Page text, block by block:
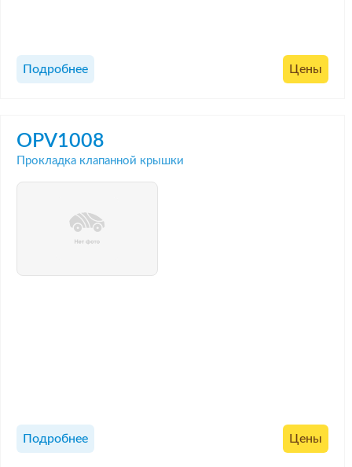
Подробнее Цены
OPV1008
Прокладка клапанной крышки
Подробнее Цены